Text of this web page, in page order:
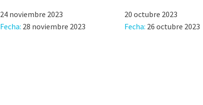
24 noviembre 2023
Fecha: 28 noviembre 2023
20 octubre 2023
Fecha: 26 octubre 2023